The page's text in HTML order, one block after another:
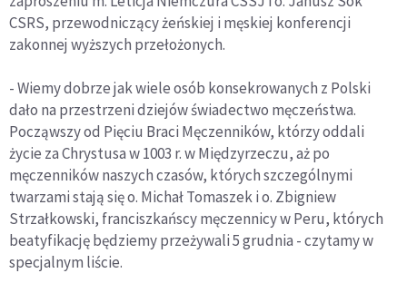
CSRS, przewodniczący żeńskiej i męskiej konferencji
zakonnej wyższych przełożonych.
- Wiemy dobrze jak wiele osób konsekrowanych z Polski
dało na przestrzeni dziejów świadectwo męczeństwa.
Począwszy od Pięciu Braci Męczenników, którzy oddali
życie za Chrystusa w 1003 r. w Międzyrzeczu, aż po
męczenników naszych czasów, których szczególnymi
twarzami stają się o. Michał Tomaszek i o. Zbigniew
Strzałkowski, franciszkańscy męczennicy w Peru, których
beatyfikację będziemy przeżywali 5 grudnia - czytamy w
specjalnym liście.